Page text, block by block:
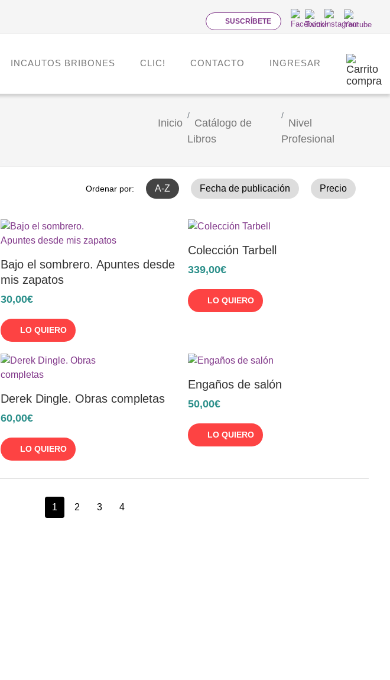
SUSCRÍBETE
INCAUTOS BRIBONES CLIC! CONTACTO INGRESAR
Inicio
Catálogo de
Libros
Nivel
Profesional
Ordenar por: A-Z Fecha de publicación Precio
Bajo el sombrero. Apuntes desde
mis zapatos
30,00€
LO QUIERO
Colección Tarbell
339,00€
LO QUIERO
Derek Dingle. Obras completas
60,00€
LO QUIERO
Engaños de salón
50,00€
LO QUIERO
1 2 3 4